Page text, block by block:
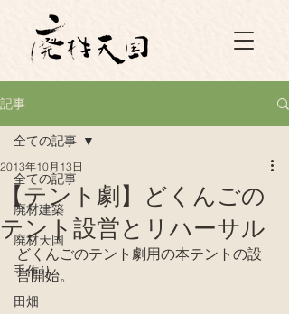
記事
全ての記事
廃材建築
廃材天国
手作り
田畑
全ての記事
【テント劇】どくんごの
テント設営とリハーサル
2013年10月13日
どくんごのテント劇用の本テントの設
営開始。